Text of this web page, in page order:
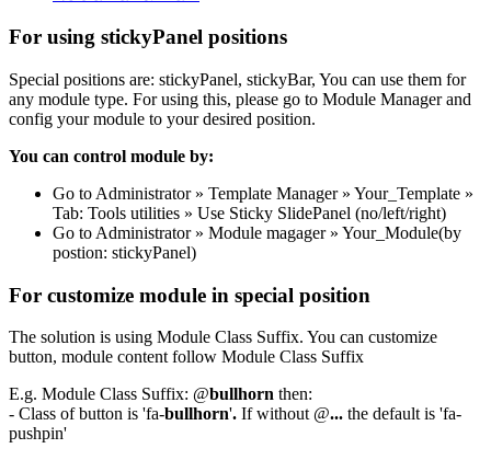
For using stickyPanel positions
Special positions are: stickyPanel, stickyBar, You can use them for
any module type. For using this, please go to Module Manager and
config your module to your desired position.
You can control module by:
Go to Administrator » Template Manager » Your_Template »
Tab: Tools utilities » Use Sticky SlidePanel (no/left/right)
Go to Administrator » Module magager » Your_Module(by
postion: stickyPanel)
For customize module in special position
The solution is using Module Class Suffix. You can customize
button, module content follow Module Class Suffix
E.g. Module Class Suffix: @bullhorn then:
- Class of button is 'fa-bullhorn'. If without @... the default is 'fa-
pushpin'